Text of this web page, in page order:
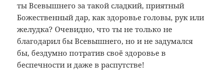
ты Всевышнего за такой сладкий, приятный
Божественный дар, как здоровье головы, рук или
желудка? Очевидно, что ты не только не
благодарил бы Всевышнего, но и не задумался
бы, бездумно потратив своё здоровье в
беспечности и даже в распутстве!